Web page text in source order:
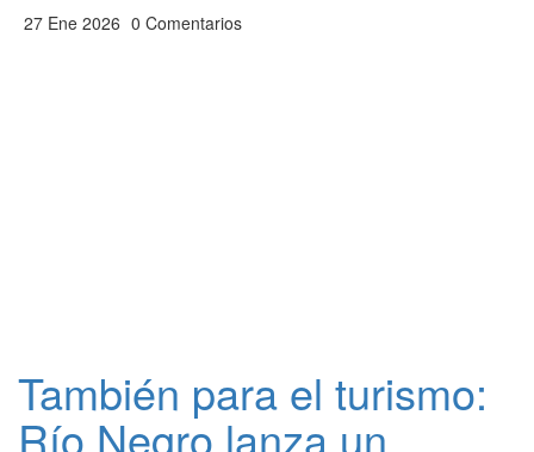
27 Ene 2026 0 Comentarios
También para el turismo:
Río Negro lanza un